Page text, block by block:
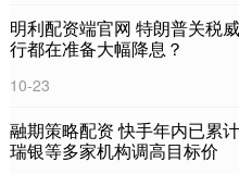
明利配资端官网 特朗普关税
行都在准备大幅降息？
10-23
融期策略配资 快手年内已累
瑞银等多家机构调高目标价